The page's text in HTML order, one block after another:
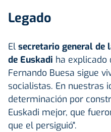
Legado
El secretario general de
de Euskadi ha explicado
Fernando Buesa sigue
socialistas. En nuestras
determinación por
Euskadi mejor, que
que el persiguió".